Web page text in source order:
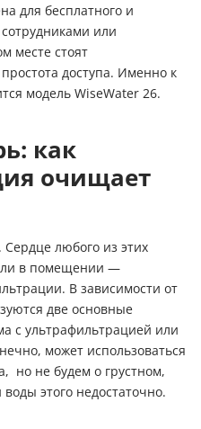
для бесплатного и
или
месте стоят
доступа. Именно к
модель WiseWater 26.
как
очищает
Сердце любого из этих
в помещении —
В зависимости от
две основные
с ультрафильтрацией или
может использоваться
но не будем о грустном,
этого недостаточно.